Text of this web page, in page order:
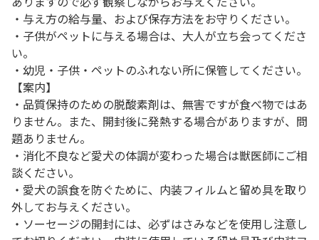
・与え方の給与量、および保存方法をお守りください。
・子供がペットに与える場合は、大人が立ち会ってくださ
い。
・幼児・子供・ペットのふれない所に保管してください。
【案内】
・品質保持のための脱酸素剤は、無害ですが食べ物ではあ
りません。また、開封後に発熱する場合がありますが、問
題ありません。
・消化不良など愛犬の体調が変わった場合は獣医師にご相
談ください。
・愛犬の誤食を防ぐために、内装フィルムと留め具を取り
外してお与えください。
・ソーセージの開封には、必ずはさみなどを使用し注意し